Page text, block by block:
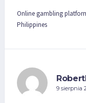
Online gambling
Philippines
9 sierpnia